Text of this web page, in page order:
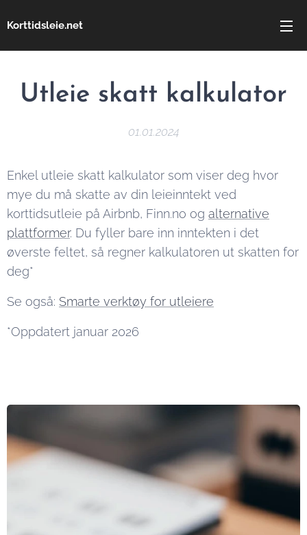
Korttidsleie.net
Utleie skatt kalkulator
01.01.2024
Enkel utleie skatt kalkulator som viser deg hvor
mye du må skatte av din leieinntekt ved
korttidsutleie på Airbnb, Finn.no og alternative
plattformer. Du fyller bare inn inntekten i det
øverste feltet, så regner kalkulatoren ut skatten for
deg*
Se også: Smarte verktøy for utleiere
*Oppdatert januar 2026